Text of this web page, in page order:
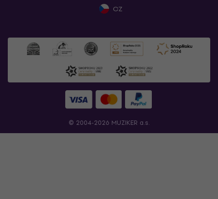
CZ
© 2004-2026 MUZIKER a.s.